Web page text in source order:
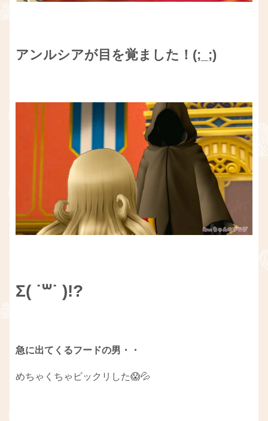
アンルシアが目を覚ました！(;_;)
Σ( ˙꒳​˙ )!?
急に出てくるフードの男・・
めちゃくちゃビックリした😱💦